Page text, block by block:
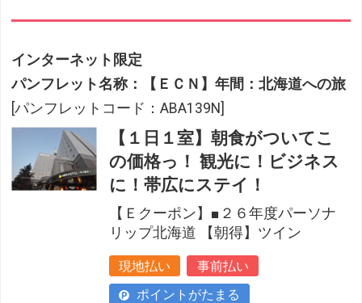
インターネット限定
パンフレット名称：【ＥＣＮ】年間：北海道への旅
[パンフレットコード：ABA139N]
【１日１室】朝食がついてこ
の価格っ！ 観光に！ビジネス
に！帯広にステイ！
【Ｅクーポン】■２６年度パーソナ
リップ北海道 【朝得】ツイン
現地払い
事前払い
ポイントがたまる